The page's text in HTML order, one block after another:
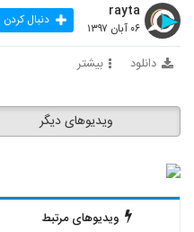
rayta
۰۶ آبان ۱۳۹۷ دنبال کردن
دانلود بیشتر
ویدیوهای دیگر
ویدیوهای مرتبط